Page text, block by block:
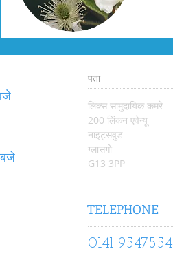
बजे
पता
लिंक्स सामुदायिक कमरे
200 लिंकन एवेन्यू
नाइट्सवुड
ग्लासगो
G13 3PP
TELEPHONE
0141 9547554